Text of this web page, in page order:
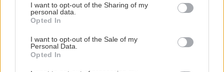
I want to opt-out of the Sharing of my
personal data.
Opted In
I want to opt-out of the Sale of my
Personal Data.
Opted In
στο πρόσωπο
11:57
ΚΡΗΤΗ
Κρήτη: Ξάπλωσε να κάνει ηλιοθεραπεία και
Meta: Νέα «καμπάνα» 567 εκατ.